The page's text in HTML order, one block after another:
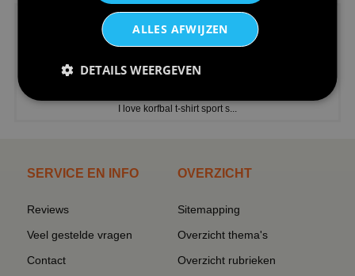
I love korfbal t-shirt sport s...
SERVICE EN INFO
Reviews
Veel gestelde vragen
Contact
OVERZICHT
Sitemapping
Overzicht thema's
Overzicht rubrieken
ALLES AFWIJZEN
DETAILS WEERGEVEN